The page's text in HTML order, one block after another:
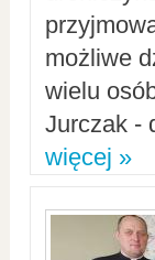
możliwe
wielu
Jurczak -
więcej »